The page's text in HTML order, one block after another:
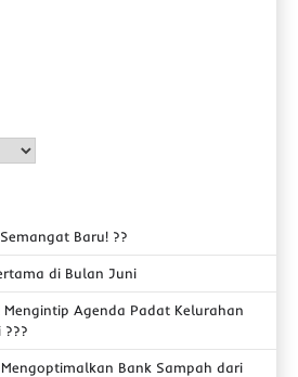
Baru! ??
di Bulan Juni
Agenda Padat Kelurahan
???
Bank Sampah dari